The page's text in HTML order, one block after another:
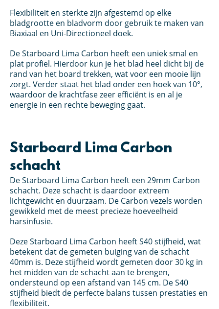
Flexibiliteit en sterkte zijn afgestemd op elke
bladgrootte en bladvorm door gebruik te maken van
Biaxiaal en Uni-Directioneel doek.
De Starboard Lima Carbon heeft een uniek smal en
plat profiel. Hierdoor kun je het blad heel dicht bij de
rand van het board trekken, wat voor een mooie lijn
zorgt. Verder staat het blad onder een hoek van 10°,
waardoor de krachtfase zeer efficiënt is en al je
energie in een rechte beweging gaat.
Starboard Lima Carbon
schacht
De Starboard Lima Carbon heeft een 29mm Carbon
schacht. Deze schacht is daardoor extreem
lichtgewicht en duurzaam. De Carbon vezels worden
gewikkeld met de meest precieze hoeveelheid
harsinfusie.
Deze Starboard Lima Carbon heeft S40 stijfheid, wat
betekent dat de gemeten buiging van de schacht
40mm is. Deze stijfheid wordt gemeten door 30 kg in
het midden van de schacht aan te brengen,
ondersteund op een afstand van 145 cm. De S40
stijfheid biedt de perfecte balans tussen prestaties en
flexibiliteit.